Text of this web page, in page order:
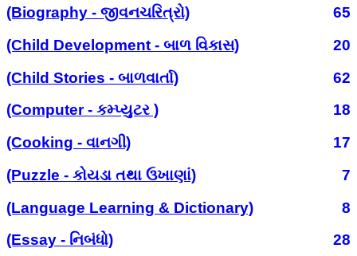
(Biography - જીવનચરિત્રો)
65
(Child Development - બાળ વિકાસ)
20
(Child Stories - બાળવાર્તા)
62
(Computer - કમ્પ્યુટર )
18
(Cooking - વાનગી)
17
(Puzzle - કોયડા તથા ઉખાણાં)
7
(Language Learning & Dictionary)
8
(Essay - નિબંધો)
28